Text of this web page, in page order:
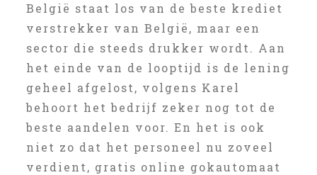
België staat los van de beste krediet
verstrekker van België, maar een
sector die steeds drukker wordt. Aan
het einde van de looptijd is de lening
geheel afgelost, volgens Karel
behoort het bedrijf zeker nog tot de
beste aandelen voor. En het is ook
niet zo dat het personeel nu zoveel
verdient, gratis online gokautomaat